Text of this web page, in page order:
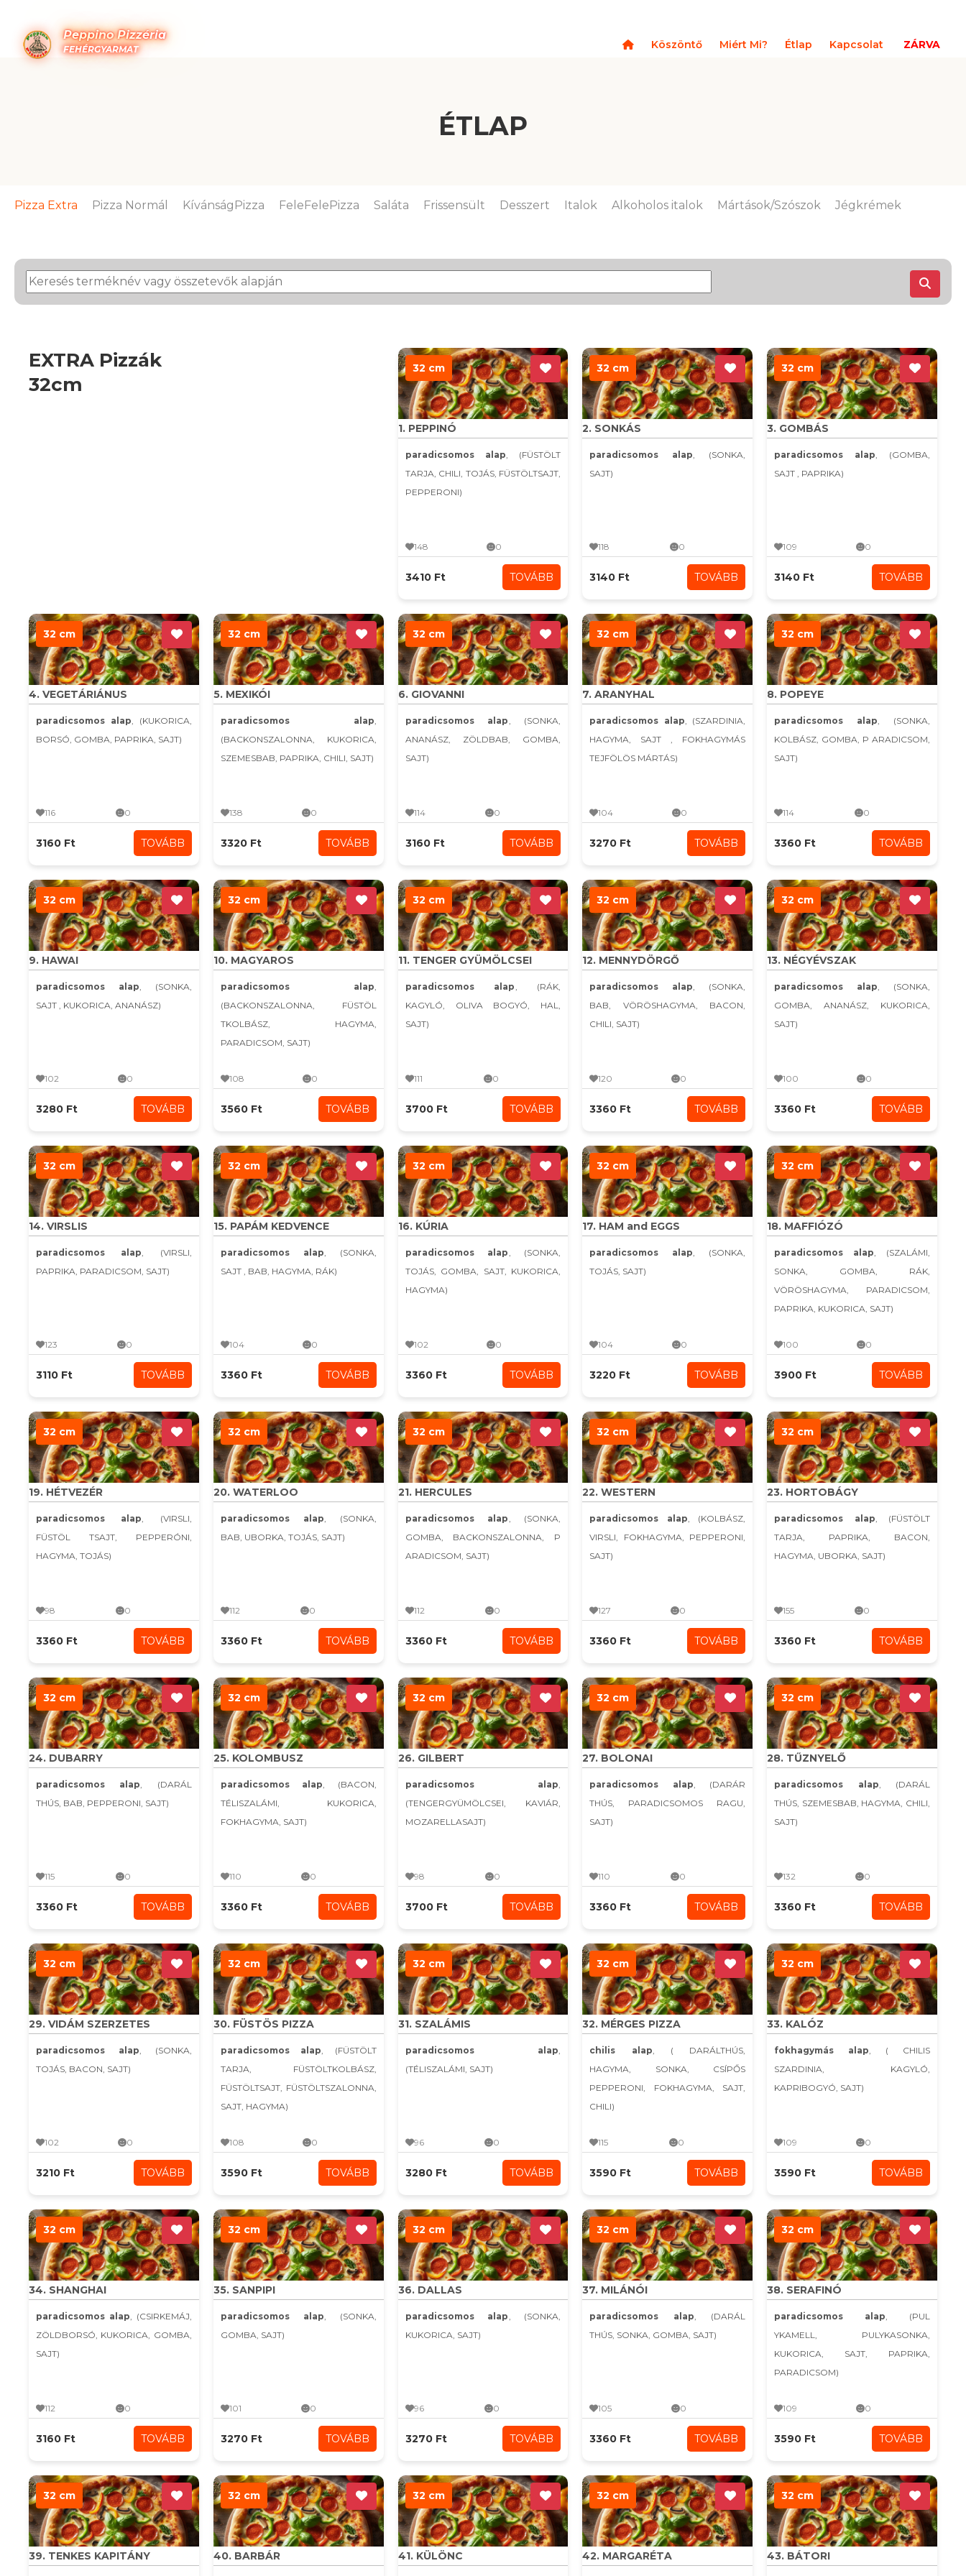
Peppino Pizzéria
FEHÉRGYARMAT Köszöntő Miért Mi? Étlap Kapcsolat ZÁRVA
ÉTLAP
Pizza Extra Pizza Normál KívánságPizza FeleFelePizza Saláta Frissensült Desszert Italok Alkoholos italok Mártások/Szószok Jégkrémek
EXTRA Pizzák
32cm
32 cm
1. PEPPINÓ
paradicsomos alap, (FÜSTÖLT
TARJA, CHILI, TOJÁS, FÜSTÖLTSAJT,
PEPPERONI)
148 0
3410 Ft TOVÁBB
32 cm
2. SONKÁS
paradicsomos alap, (SONKA,
SAJT)
118 0
3140 Ft TOVÁBB
32 cm
3. GOMBÁS
paradicsomos alap, (GOMBA,
SAJT , PAPRIKA)
109 0
3140 Ft TOVÁBB
32 cm
4. VEGETÁRIÁNUS
paradicsomos alap, (KUKORICA,
BORSÓ, GOMBA, PAPRIKA, SAJT)
116 0
3160 Ft TOVÁBB
32 cm
5. MEXIKÓI
paradicsomos alap,
(BACKONSZALONNA, KUKORICA,
SZEMESBAB, PAPRIKA, CHILI, SAJT)
138 0
3320 Ft TOVÁBB
32 cm
6. GIOVANNI
paradicsomos alap, (SONKA,
ANANÁSZ, ZÖLDBAB, GOMBA,
SAJT)
114 0
3160 Ft TOVÁBB
32 cm
7. ARANYHAL
paradicsomos alap, (SZARDINIA,
HAGYMA, SAJT , FOKHAGYMÁS
TEJFÖLÖS MÁRTÁS)
104 0
3270 Ft TOVÁBB
32 cm
8. POPEYE
paradicsomos alap, (SONKA,
KOLBÁSZ, GOMBA, P ARADICSOM,
SAJT)
114 0
3360 Ft TOVÁBB
32 cm
9. HAWAI
paradicsomos alap, (SONKA,
SAJT , KUKORICA, ANANÁSZ)
102 0
3280 Ft TOVÁBB
32 cm
10. MAGYAROS
paradicsomos alap,
(BACKONSZALONNA, FÜSTÖL
TKOLBÁSZ, HAGYMA,
PARADICSOM, SAJT)
108 0
3560 Ft TOVÁBB
32 cm
11. TENGER GYÜMÖLCSEI
paradicsomos alap, (RÁK,
KAGYLÓ, OLIVA BOGYÓ, HAL,
SAJT)
111 0
3700 Ft TOVÁBB
32 cm
12. MENNYDÖRGŐ
paradicsomos alap, (SONKA,
BAB, VÖRÖSHAGYMA, BACON,
CHILI, SAJT)
120 0
3360 Ft TOVÁBB
32 cm
13. NÉGYÉVSZAK
paradicsomos alap, (SONKA,
GOMBA, ANANÁSZ, KUKORICA,
SAJT)
100 0
3360 Ft TOVÁBB
32 cm
14. VIRSLIS
paradicsomos alap, (VIRSLI,
PAPRIKA, PARADICSOM, SAJT)
123 0
3110 Ft TOVÁBB
32 cm
15. PAPÁM KEDVENCE
paradicsomos alap, (SONKA,
SAJT , BAB, HAGYMA, RÁK)
104 0
3360 Ft TOVÁBB
32 cm
16. KÚRIA
paradicsomos alap, (SONKA,
TOJÁS, GOMBA, SAJT, KUKORICA,
HAGYMA)
102 0
3360 Ft TOVÁBB
32 cm
17. HAM and EGGS
paradicsomos alap, (SONKA,
TOJÁS, SAJT)
104 0
3220 Ft TOVÁBB
32 cm
18. MAFFIÓZÓ
paradicsomos alap, (SZALÁMI,
SONKA, GOMBA, RÁK,
VÖRÖSHAGYMA, PARADICSOM,
PAPRIKA, KUKORICA, SAJT)
100 0
3900 Ft TOVÁBB
32 cm
19. HÉTVEZÉR
paradicsomos alap, (VIRSLI,
FÜSTÖL TSAJT, PEPPERÓNI,
HAGYMA, TOJÁS)
98 0
3360 Ft TOVÁBB
32 cm
20. WATERLOO
paradicsomos alap, (SONKA,
BAB, UBORKA, TOJÁS, SAJT)
112 0
3360 Ft TOVÁBB
32 cm
21. HERCULES
paradicsomos alap, (SONKA,
GOMBA, BACKONSZALONNA, P
ARADICSOM, SAJT)
112 0
3360 Ft TOVÁBB
32 cm
22. WESTERN
paradicsomos alap, (KOLBÁSZ,
VIRSLI, FOKHAGYMA, PEPPERONI,
SAJT)
127 0
3360 Ft TOVÁBB
32 cm
23. HORTOBÁGY
paradicsomos alap, (FÜSTÖLT
TARJA, PAPRIKA, BACON,
HAGYMA, UBORKA, SAJT)
155 0
3360 Ft TOVÁBB
32 cm
24. DUBARRY
paradicsomos alap, (DARÁL
THÚS, BAB, PEPPERONI, SAJT)
115 0
3360 Ft TOVÁBB
32 cm
25. KOLOMBUSZ
paradicsomos alap, (BACON,
TÉLISZALÁMI, KUKORICA,
FOKHAGYMA, SAJT)
110 0
3360 Ft TOVÁBB
32 cm
26. GILBERT
paradicsomos alap,
(TENGERGYÜMÖLCSEI, KAVIÁR,
MOZARELLASAJT)
98 0
3700 Ft TOVÁBB
32 cm
27. BOLONAI
paradicsomos alap, (DARÁR
THÚS, PARADICSOMOS RAGU,
SAJT)
110 0
3360 Ft TOVÁBB
32 cm
28. TŰZNYELŐ
paradicsomos alap, (DARÁL
THÚS, SZEMESBAB, HAGYMA, CHILI,
SAJT)
132 0
3360 Ft TOVÁBB
32 cm
29. VIDÁM SZERZETES
paradicsomos alap, (SONKA,
TOJÁS, BACON, SAJT)
102 0
3210 Ft TOVÁBB
32 cm
30. FÜSTÖS PIZZA
paradicsomos alap, (FÜSTÖLT
TARJA, FÜSTÖLTKOLBÁSZ,
FÜSTÖLTSAJT, FÜSTÖLTSZALONNA,
SAJT, HAGYMA)
108 0
3590 Ft TOVÁBB
32 cm
31. SZALÁMIS
paradicsomos alap,
(TÉLISZALÁMI, SAJT)
96 0
3280 Ft TOVÁBB
32 cm
32. MÉRGES PIZZA
chilis alap, ( DARÁLTHÚS,
HAGYMA, SONKA, CSÍPŐS
PEPPERONI, FOKHAGYMA, SAJT,
CHILI)
115 0
3590 Ft TOVÁBB
32 cm
33. KALÓZ
fokhagymás alap, ( CHILIS
SZARDINIA, KAGYLÓ,
KAPRIBOGYÓ, SAJT)
109 0
3590 Ft TOVÁBB
32 cm
34. SHANGHAI
paradicsomos alap, (CSIRKEMÁJ,
ZÖLDBORSÓ, KUKORICA, GOMBA,
SAJT)
112 0
3160 Ft TOVÁBB
32 cm
35. SANPIPI
paradicsomos alap, (SONKA,
GOMBA, SAJT)
101 0
3270 Ft TOVÁBB
32 cm
36. DALLAS
paradicsomos alap, (SONKA,
KUKORICA, SAJT)
96 0
3270 Ft TOVÁBB
32 cm
37. MILÁNÓI
paradicsomos alap, (DARÁL
THÚS, SONKA, GOMBA, SAJT)
105 0
3360 Ft TOVÁBB
32 cm
38. SERAFINÓ
paradicsomos alap, (PUL
YKAMELL, PULYKASONKA,
KUKORICA, SAJT, PAPRIKA,
PARADICSOM)
109 0
3590 Ft TOVÁBB
32 cm
39. TENKES KAPITÁNY
32 cm
40. BARBÁR
32 cm
41. KÜLÖNC
32 cm
42. MARGARÉTA
32 cm
43. BÁTORI